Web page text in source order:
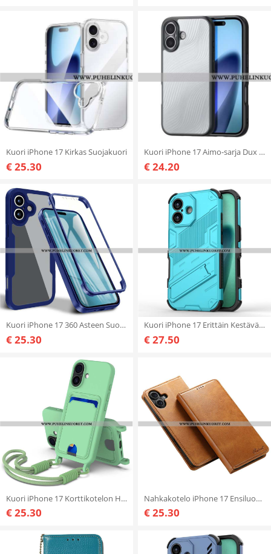
Kuori iPhone 17 Kirkas Suojakuori
€ 25.30
Kuori iPhone 17 Aimo-sarja Dux Ducis
€ 24.20
Kuori iPhone 17 360 Asteen Suoja Kirkas
€ 25.30
Kuori iPhone 17 Erittäin Kestävä Jalustan Kanssa
€ 27.50
Kuori iPhone 17 Korttikotelon Hihna
€ 25.30
Nahkakotelo iPhone 17 Ensiluokkainen Muotoilu Suojakuori
€ 25.30